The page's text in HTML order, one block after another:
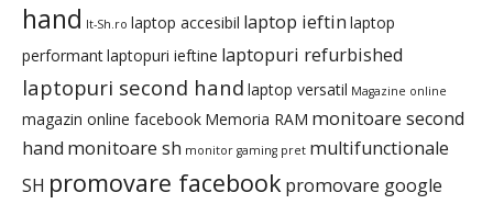
hand It-Sh.ro laptop accesibil laptop ieftin laptop
performantlaptopuri ieftine laptopuri refurbished
laptopuri second hand laptop versatil Magazine online
magazin online facebook Memoria RAM monitoare second
hand monitoare sh monitor gaming pret multifunctionale
SH promovare facebookpromovare google